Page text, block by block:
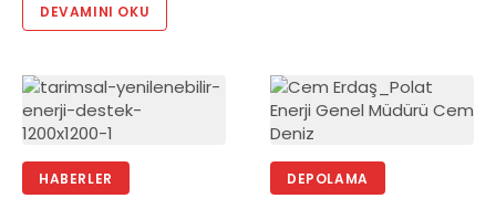
DEVAMINI OKU
HABERLER DEPOLAMA